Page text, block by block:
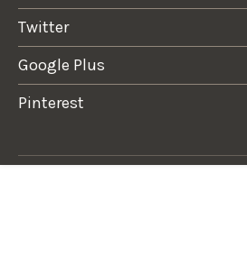
Twitter
Google Plus
Pinterest